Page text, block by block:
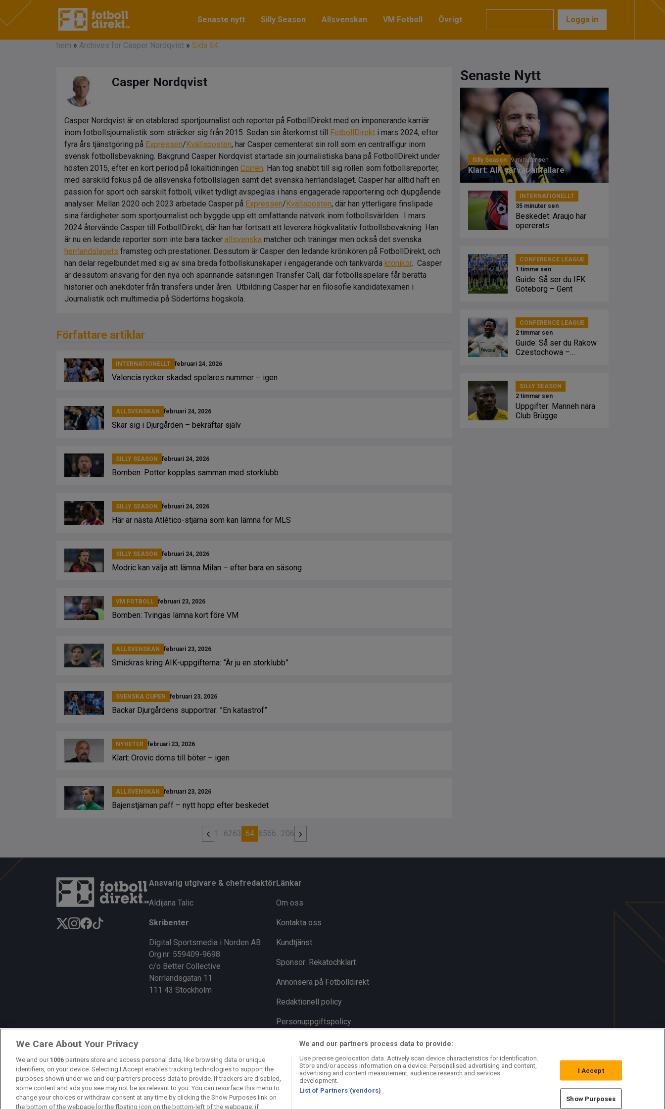
Senaste nytt Silly Season Allsvenskan VM Fotboll Övrigt Logga in
hem » Archives for Casper Nordqvist » Sida 64
Casper Nordqvist
Casper Nordqvist är en etablerad sportjournalist och reporter på FotbollDirekt med en imponerande karriär
inom fotbollsjournalistik som sträcker sig från 2015. Sedan sin återkomst till FotbollDirekt i mars 2024, efter
fyra års tjänstgöring på Expressen/Kvällsposten, har Casper cementerat sin roll som en centralfigur inom
svensk fotbollsbevakning. Bakgrund Casper Nordqvist startade sin journalistiska bana på FotbollDirekt under
hösten 2015, efter en kort period på lokaltidningen Corren. Han tog snabbt till sig rollen som fotbollsreporter,
med särskild fokus på de allsvenska fotbollslagen samt det svenska herrlandslaget. Casper har alltid haft en
passion för sport och särskilt fotboll, vilket tydligt avspeglas i hans engagerade rapportering och djupgående
analyser. Mellan 2020 och 2023 arbetade Casper på Expressen/Kvällsposten, där han ytterligare finslipade
sina färdigheter som sportjournalist och byggde upp ett omfattande nätverk inom fotbollsvärlden. I mars
2024 återvände Casper till FotbollDirekt, där han har fortsatt att leverera högkvalitativ fotbollsbevakning. Han
är nu en ledande reporter som inte bara täcker allsvenska matcher och träningar men också det svenska
herrlandslagets framsteg och prestationer. Dessutom är Casper den ledande krönikören på FotbollDirekt, och
han delar regelbundet med sig av sina breda fotbollskunskaper i engagerande och tänkvärda krönikor. Casper
är dessutom ansvarig för den nya och spännande satsningen Transfer Call, där fotbollsspelare får berätta
historier och anekdoter från transfers under åren. Utbildning Casper har en filosofie kandidatexamen i
Journalistik och multimedia på Södertörns högskola.
Författare artiklar
INTERNATIONELLT februari 24, 2026
Valencia rycker skadad spelares nummer – igen
ALLSVENSKAN februari 24, 2026
Skar sig i Djurgården – bekräftar själv
SILLY SEASON februari 24, 2026
Bomben: Potter kopplas samman med storklubb
SILLY SEASON februari 24, 2026
Här är nästa Atlético-stjärna som kan lämna för MLS
SILLY SEASON februari 24, 2026
Modric kan välja att lämna Milan – efter bara en säsong
VM FOTBOLL februari 23, 2026
Bomben: Tvingas lämna kort före VM
ALLSVENSKAN februari 23, 2026
Smickras kring AIK-uppgifterna: ”Är ju en storklubb”
SVENSKA CUPEN februari 23, 2026
Backar Djurgårdens supportrar: ”En katastrof”
NYHETER februari 23, 2026
Klart: Orovic döms till böter – igen
ALLSVENSKAN februari 23, 2026
Bajenstjärnan paff – nytt hopp efter beskedet
1 …6263 64 6566…206
Senaste Nytt
Silly Season 9 minuter sen
Klart: AIK värvar anfallare
INTERNATIONELLT
35 minuter sen
Beskedet: Araujo har
opererats
CONFERENCE LEAGUE
1 timme sen
Guide: Så ser du IFK
Göteborg – Gent
CONFERENCE LEAGUE
2 timmar sen
Guide: Så ser du Rakow
Czestochowa –
SILLY SEASON
2 timmar sen
Uppgifter: Manneh nära
Club Brügge
Ansvarig utgivare & chefredaktör
Aldijana Talic
Skribenter
Digital Sportsmedia i Norden AB
Org.nr: 559409-9698
c/o Better Collective
Norrlandsgatan 11
111 43 Stockholm
Länkar
Om oss
Kontakta oss
Kundtjänst
Sponsor: Rekatochklart
Annonsera på Fotbolldirekt
Redaktionell policy
Personuppgiftspolicy
Cookiepolicy
We Care About Your Privacy
We and our 1006 partners store and access personal data, like browsing data or unique
identifiers, on your device. Selecting I Accept enables tracking technologies to support the
purposes shown under we and our partners process data to provide. If trackers are disabled,
some content and ads you see may not be as relevant to you. You can resurface this menu to
change your choices or withdraw consent at any time by clicking the Show Purposes link on
the bottom of the webpage [or the floating icon on the bottom-left of the webpage, if
We and our partners process data to provide:
Use precise geolocation data. Actively scan device characteristics for identification.
Store and/or access information on a device. Personalised advertising and content,
advertising and content measurement, audience research and services
development.
List of Partners (vendors)
I Accept
Show Purposes